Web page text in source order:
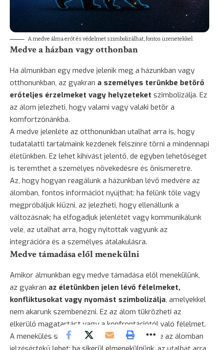
A medve álma erőt és védelmet szimbolizálhat, fontos üzenetekkel.
Medve a házban vagy otthonban
Ha álmunkban egy medve jelenik meg a házunkban vagy
otthonunkban, az gyakran a személyes terünkbe betörő
erőteljes érzelmeket vagy helyzeteket szimbolizálja. Ez
az álom jelezheti, hogy valami vagy valaki betör a
komfortzónánkba.
A medve jelenléte az otthonunkban utalhat arra is, hogy
tudatalatti tartalmaink kezdenek felszínre törni a mindennapi
életünkben. Ez lehet kihívást jelentő, de egyben lehetőséget
is teremthet a személyes növekedésre és önismeretre.
Az, hogy hogyan reagálunk a házunkban lévő medvére az
álomban, fontos információt nyújthat: ha félünk tőle vagy
megpróbáljuk kiűzni, az jelezheti, hogy ellenállunk a
változásnak; ha elfogadjuk jelenlétét vagy kommunikálunk
vele, az utalhat arra, hogy nyitottak vagyunk az
integrációra és a személyes átalakulásra.
Medve támadása elől menekülni
Amikor álmunkban egy medve támadása elől menekülünk,
az gyakran az életünkben jelen lévő félelmeket,
konfliktusokat vagy nyomást szimbolizálja, amelyekkel
nem akarunk szembenézni. Ez az álom tükrözheti az
elkerülő magatartást vagy a konfrontációtól való félelmet.
A menekülés sikeressége vagy sikertelensége az álomban